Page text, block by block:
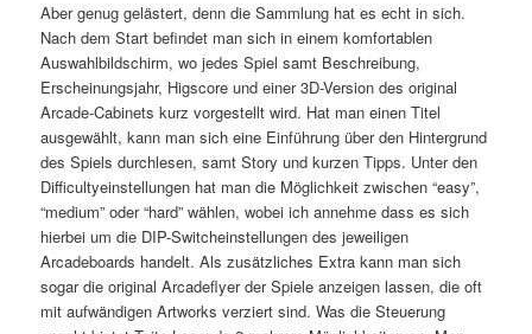
Aber genug gelästert, denn die Sammlung hat es echt in sich.
Nach dem Start befindet man sich in einem komfortablen
Auswahlbildschirm, wo jedes Spiel samt Beschreibung,
Erscheinungsjahr, Higscore und einer 3D-Version des original
Arcade-Cabinets kurz vorgestellt wird. Hat man einen Titel
ausgewählt, kann man sich eine Einführung über den Hintergrund
des Spiels durchlesen, samt Story und kurzen Tipps. Unter den
Difficultyeinstellungen hat man die Möglichkeit zwischen “easy”,
“medium” oder “hard” wählen, wobei ich annehme dass es sich
hierbei um die DIP-Switcheinstellungen des jeweiligen
Arcadeboards handelt. Als zusätzliches Extra kann man sich
sogar die original Arcadeflyer der Spiele anzeigen lassen, die oft
mit aufwändigen Artworks verziert sind. Was die Steuerung